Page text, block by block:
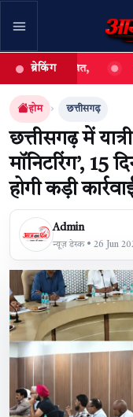
खबर खोजें
ब्रेकिंग
आयोजित, रायपुर :
होम छत्तीसगढ़
छत्तीसगढ़ में
मॉनिटरिंग’, 15
होगी कड़ी
Admin
न्यूज़ डेस्क • 26 Jun